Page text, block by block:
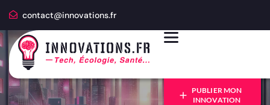
contact@innovations.fr
PUBLIER MON
INNOVATION